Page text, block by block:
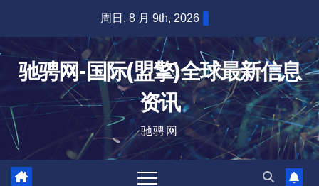
内
周日. 8 月 9th, 2026
驰骋网-国际(盟擎)全球最新信息
资讯
驰骋网